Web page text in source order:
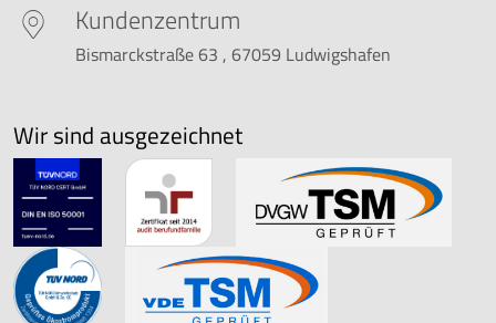
Kundenzentrum
Bismarckstraße 63 , 67059 Ludwigshafen
Wir sind ausgezeichnet